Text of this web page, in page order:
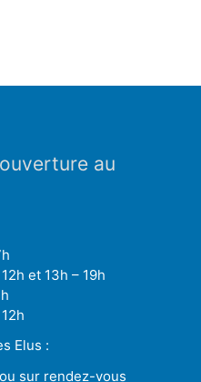
au
et 13h – 19h
Elus :
sur rendez-vous